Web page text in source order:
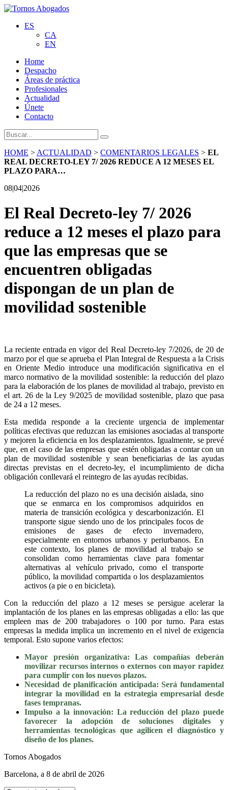
ES
CA
EN
Home
Despacho
Áreas de práctica
Profesionales
Actualidad
Únete
Contacto
HOME > ACTUALIDAD > COMENTARIOS LEGALES > EL
REAL DECRETO-LEY 7/ 2026 REDUCE A 12 MESES EL
PLAZO PARA…
08|04|2026
El Real Decreto-ley 7/ 2026
reduce a 12 meses el plazo para
que las empresas que se
encuentren obligadas
dispongan de un plan de
movilidad sostenible
La reciente entrada en vigor del Real Decreto-ley 7/2026, de 20 de
marzo por el que se aprueba el Plan Integral de Respuesta a la Crisis
en Oriente Medio introduce una modificación significativa en el
marco normativo de la movilidad sostenible: la reducción del plazo
para la elaboración de los planes de movilidad al trabajo, previsto en
el art. 26 de la Ley 9/2025 de movilidad sostenible, plazo que pasa
de 24 a 12 meses.
Esta medida responde a la creciente urgencia de implementar
políticas efectivas que reduzcan las emisiones asociadas al transporte
y mejoren la eficiencia en los desplazamientos. Igualmente, se prevé
que, en el caso de las empresas que estén obligadas a contar con un
plan de movilidad sostenible y sean beneficiarias de las ayudas
directas previstas en el decreto-ley, el incumplimiento de dicha
obligación conllevará el reintegro de las ayudas recibidas.
La reducción del plazo no es una decisión aislada, sino
que se enmarca en los compromisos adquiridos en
materia de transición ecológica y descarbonización. El
transporte sigue siendo uno de los principales focos de
emisiones de gases de efecto invernadero,
especialmente en entornos urbanos y periurbanos. En
este contexto, los planes de movilidad al trabajo se
consolidan como herramientas clave para fomentar
alternativas al vehículo privado, como el transporte
público, la movilidad compartida o los desplazamientos
activos (a pie o en bicicleta).
Con la reducción del plazo a 12 meses se persigue acelerar la
implantación de los planes en las empresas obligadas a ello: las que
empleen mas de 200 trabajadores o 100 por turno. Para estas
empresas la medida implica un incremento en el nivel de exigencia
temporal. Esto supone varios efectos:
Mayor presión organizativa: Las compañías deberán
movilizar recursos internos o externos con mayor rapidez
para cumplir con los nuevos plazos.
Necesidad de planificación anticipada: Será fundamental
integrar la movilidad en la estrategia empresarial desde
fases tempranas.
Impulso a la innovación: La reducción del plazo puede
favorecer la adopción de soluciones digitales y
herramientas tecnológicas que agilicen el diagnóstico y
diseño de los planes.
Tornos Abogados
Barcelona, a 8 de abril de 2026